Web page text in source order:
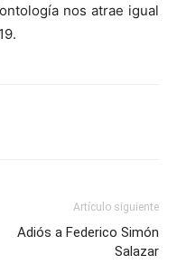
nos atrae igual
Artículo siguiente
Adiós a Federico Simón
Salazar